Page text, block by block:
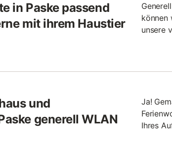
in Paske passend
mit ihrem Haustier
können
unsere
und
generell WLAN
Ja!
Ihres